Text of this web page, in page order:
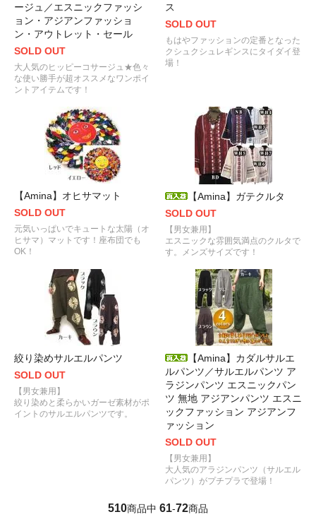
ージュ／エスニックファッシ
ョン・アジアンファッショ
ン・アウトレット・セール
SOLD OUT
大人気のヒッピーコサージュ★色々
な使い勝手が超オススメなワンポイ
ントアイテムです！
ス
SOLD OUT
もはやファッションの定番となった
クシュクシュレギンスにタイダイ登
場！
【Amina】オヒサマット
SOLD OUT
元気いっぱいでキュートな太陽（オ
ヒサマ）マットです！座布団でも
OK！
【Amina】ガテクルタ
SOLD OUT
【男女兼用】
エスニックな雰囲気満点のクルタで
す。メンズサイズです！
絞り染めサルエルパンツ
SOLD OUT
【男女兼用】
絞り染めと柔らかいガーゼ素材がポ
イントのサルエルパンツです。
【Amina】カダルサルエ
ルパンツ／サルエルパンツ ア
ラジンパンツ エスニックパン
ツ 無地 アジアンパンツ エスニ
ックファッション アジアンフ
ァッション
SOLD OUT
【男女兼用】
大人気のアラジンパンツ（サルエル
パンツ）がプチプラで登場！
510商品中 61-72商品